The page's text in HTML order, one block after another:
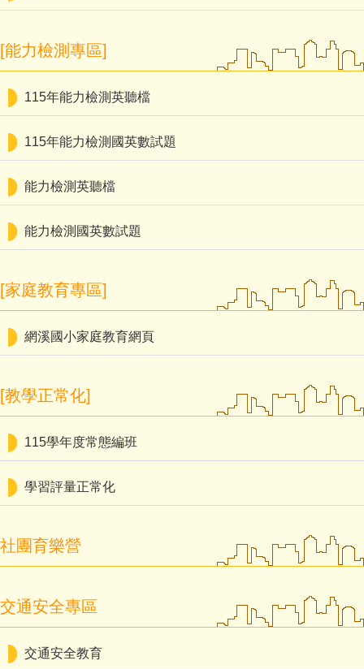
[能力檢測專區]
115年能力檢測英聽檔
115年能力檢測國英數試題
能力檢測英聽檔
能力檢測國英數試題
[家庭教育專區]
網溪國小家庭教育網頁
[教學正常化]
115學年度常態編班
學習評量正常化
社團育樂營
交通安全專區
交通安全教育